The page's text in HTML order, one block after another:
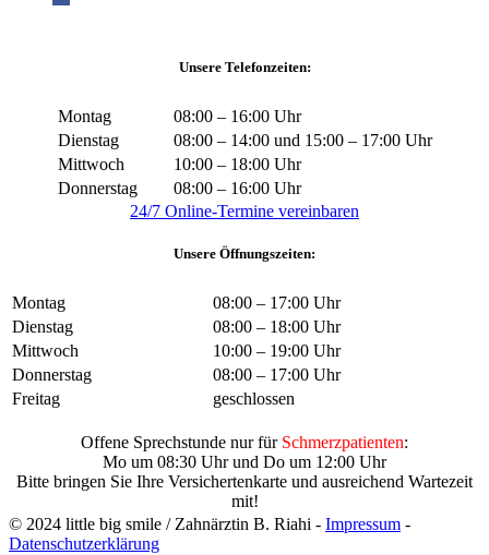
Unsere Telefonzeiten:
Montag
08:00 – 16:00 Uhr
Dienstag
08:00 – 14:00 und 15:00 – 17:00 Uhr
Mittwoch
10:00 – 18:00 Uhr
Donnerstag
08:00 – 16:00 Uhr
24/7 Online-Termine vereinbaren
Unsere Öffnungszeiten:
Montag
08:00 – 17:00 Uhr
Dienstag
08:00 – 18:00 Uhr
Mittwoch
10:00 – 19:00 Uhr
Donnerstag
08:00 – 17:00 Uhr
Freitag
geschlossen
Offene Sprechstunde nur für Schmerzpatienten:
Mo um 08:30 Uhr und Do um 12:00 Uhr
Bitte bringen Sie Ihre Versichertenkarte und ausreichend Wartezeit
mit!
© 2024 little big smile / Zahnärztin B. Riahi - Impressum -
Datenschutzerklärung